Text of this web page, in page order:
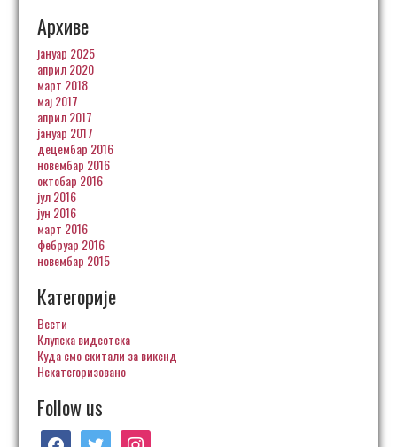
Архиве
јануар 2025
април 2020
март 2018
мај 2017
април 2017
јануар 2017
децембар 2016
новембар 2016
октобар 2016
јул 2016
јун 2016
март 2016
фебруар 2016
новембар 2015
Категорије
Вести
Клупска видеотека
Куда смо скитали за викенд
Некатегоризовано
Follow us
facebooktwitter instagram